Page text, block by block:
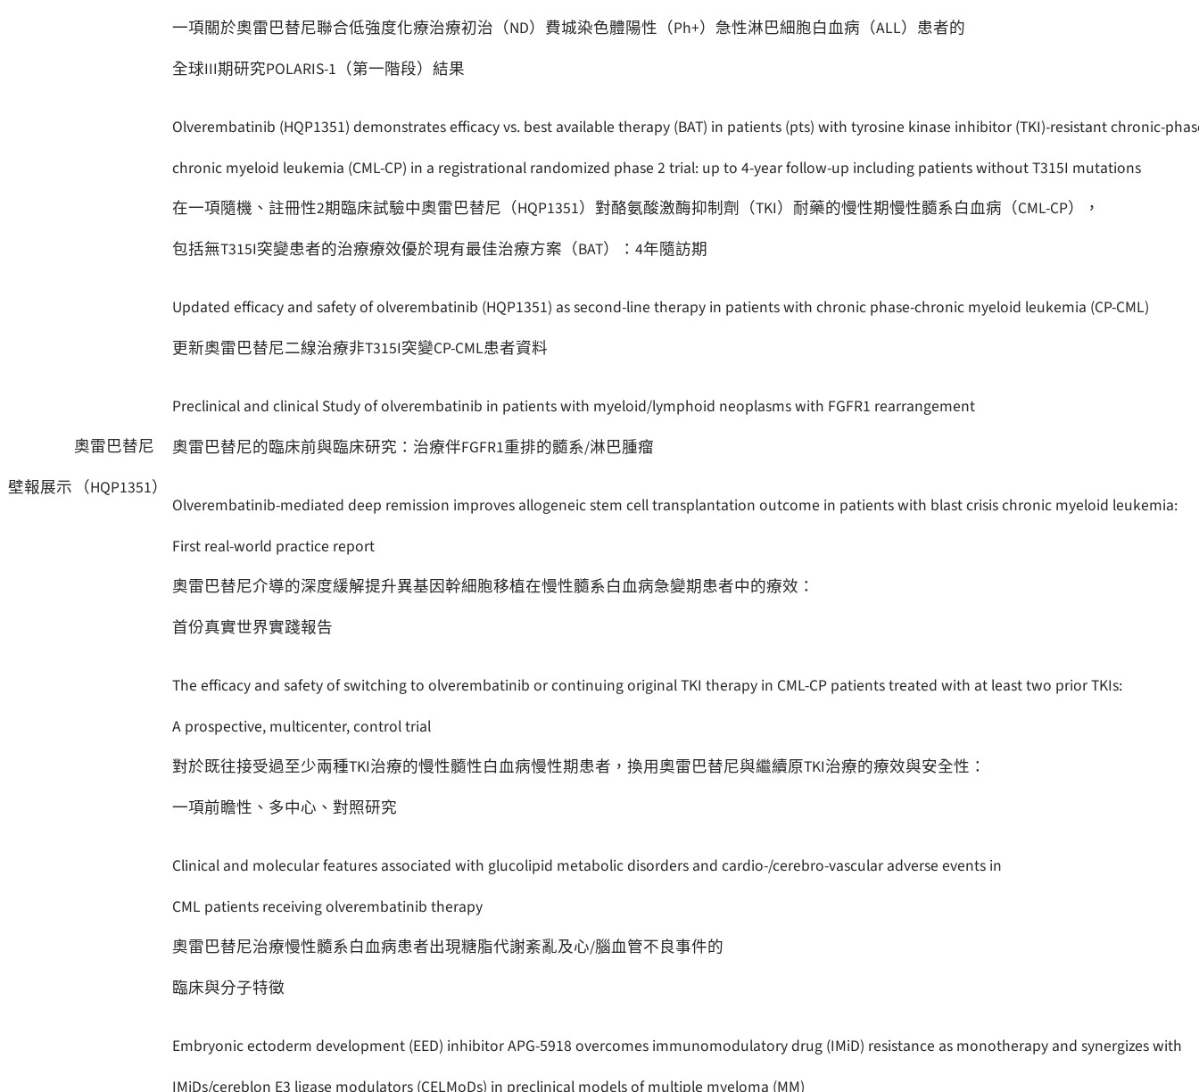
壁報展示
奧雷巴替尼
（HQP1351）
一項關於奧雷巴替尼聯合低強度化療治療初治（ND）費城染色體陽性（Ph+）急性淋巴細胞白血病（ALL）患者的
全球III期研究POLARIS-1（第一階段）結果
Olverembatinib (HQP1351) demonstrates efficacy vs. best available therapy (BAT) in patients (pts) with tyrosine kinase inhibitor (TKI)-resistant chronic-
chronic myeloid leukemia (CML-CP) in a registrational randomized phase 2 trial: up to 4-year follow-up including patients without T315I mutations
在一項隨機、註冊性2期臨床試驗中奧雷巴替尼（HQP1351）對酪氨酸激酶抑制劑（TKI）耐藥的慢性期慢性髓系白血病（CML-CP），
包括無T315I突變患者的治療療效優於現有最佳治療方案（BAT）：4年隨訪期
Updated efficacy and safety of olverembatinib (HQP1351) as second-line therapy in patients with chronic phase-chronic myeloid leukemia (CP-CML)
更新奧雷巴替尼二線治療非T315I突變CP-CML患者資料
Preclinical and clinical Study of olverembatinib in patients with myeloid/lymphoid neoplasms with FGFR1 rearrangement
奧雷巴替尼的臨床前與臨床研究：治療伴FGFR1重排的髓系/淋巴腫瘤
Olverembatinib-mediated deep remission improves allogeneic stem cell transplantation outcome in patients with blast crisis chronic myeloid leukemia:
First real-world practice report
奧雷巴替尼介導的深度緩解提升異基因幹細胞移植在慢性髓系白血病急變期患者中的療效：
首份真實世界實踐報告
The efficacy and safety of switching to olverembatinib or continuing original TKI therapy in CML-CP patients treated with at least two prior TKIs:
A prospective, multicenter, control trial
對於既往接受過至少兩種TKI治療的慢性髓性白血病慢性期患者，換用奧雷巴替尼與繼續原TKI治療的療效與安全性：
一項前瞻性、多中心、對照研究
Clinical and molecular features associated with glucolipid metabolic disorders and cardio-/cerebro-vascular adverse events in
CML patients receiving olverembatinib therapy
奧雷巴替尼治療慢性髓系白血病患者出現糖脂代謝紊亂及心/腦血管不良事件的
臨床與分子特徵
Embryonic ectoderm development (EED) inhibitor APG-5918 overcomes immunomodulatory drug (IMiD) resistance as monotherapy and synergizes with
IMiDs/cereblon E3 ligase modulators (CELMoDs) in preclinical models of multiple myeloma (MM)